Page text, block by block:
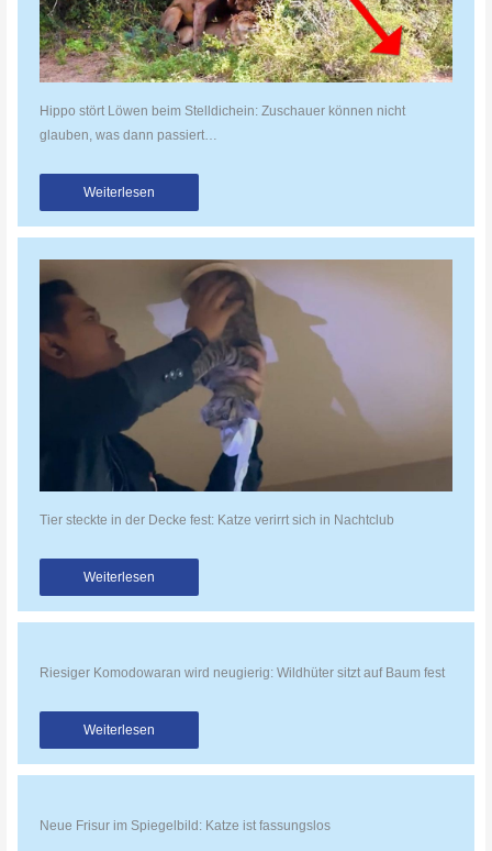
Hippo stört Löwen beim Stelldichein: Zuschauer können nicht
glauben, was dann passiert…
Weiterlesen
Tier steckte in der Decke fest: Katze verirrt sich in Nachtclub
Weiterlesen
Riesiger Komodowaran wird neugierig: Wildhüter sitzt auf Baum fest
Weiterlesen
Neue Frisur im Spiegelbild: Katze ist fassungslos